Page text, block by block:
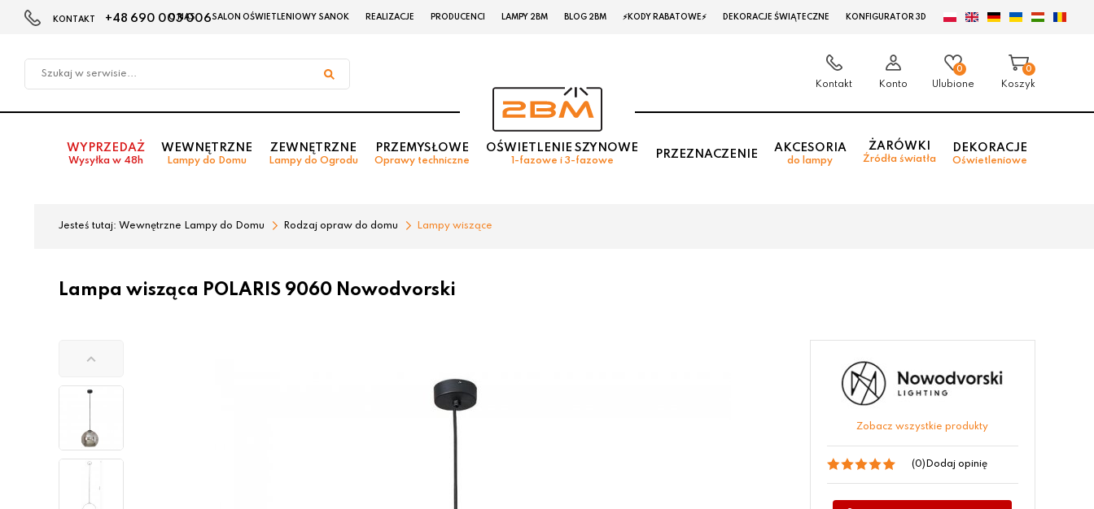
w
KONTAKT +48 690 003 006
O NAS SALON OŚWIETLENIOWY SANOK REALIZACJE PRODUCENCI LAMPY 2BM BLOG 2BM ⚡KODY RABATOWE⚡ DEKORACJE ŚWIĄTECZNE KONFIGURATOR 3D
Kontakt Konto
0
Ulubione
0
Koszyk
WYPRZEDAŻ
Wysyłka w 48h
WEWNĘTRZNE
Lampy do Domu
ZEWNĘTRZNE
Lampy do Ogrodu
PRZEMYSŁOWE
Oprawy techniczne
OŚWIETLENIE SZYNOWE
1-fazowe i 3-fazowe
PRZEZNACZENIE
AKCESORIA
do lampy
ŻARÓWKI
Źródła światła
DEKORACJE
Oświetleniowe
Jesteś tutaj: Wewnętrzne Lampy do Domu Rodzaj opraw do domu Lampy wiszące
Lampa wisząca POLARIS 9060 Nowodvorski
Zobacz wszystkie produkty
(0) Dodaj opinię